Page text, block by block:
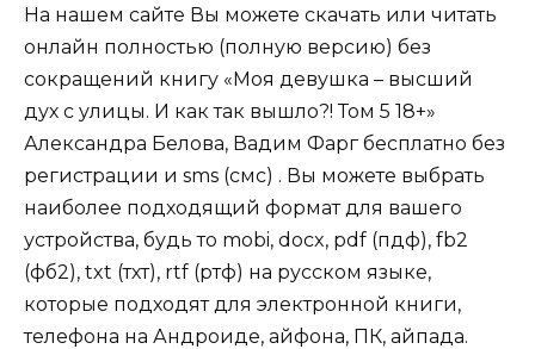
На нашем сайте Вы можете скачать или читать
онлайн полностью (полную версию) без
сокращений книгу «Моя девушка – высший
дух с улицы. И как так вышло?! Том 5 18+»
Александра Белова, Вадим Фарг бесплатно без
регистрации и sms (смс) . Вы можете выбрать
наиболее подходящий формат для вашего
устройства, будь то mobi, docx, pdf (пдф), fb2
(фб2), txt (тхт), rtf (ртф) на русском языке,
которые подходят для электронной книги,
телефона на Андроиде, айфона, ПК, айпада.